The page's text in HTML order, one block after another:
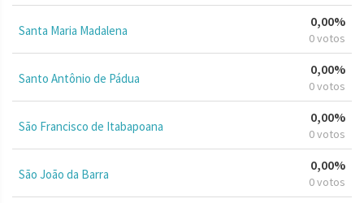
Santa Maria Madalena
0,00%
0 votos
Santo Antônio de Pádua
0,00%
0 votos
São Francisco de Itabapoana
0,00%
0 votos
São João da Barra
0,00%
0 votos